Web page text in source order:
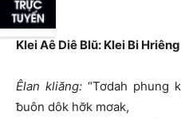
âm
thanh
Klei Aê Diê Blŭ: Klei Bi Hriêng
Êlan kliăng:“Tơdah phung
ƀuôn dôk hơ̆k mơak,